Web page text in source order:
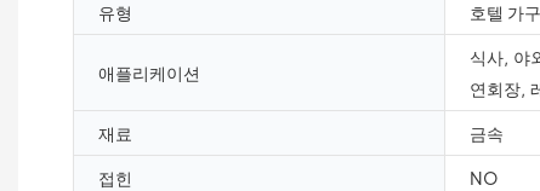
유형 호텔 가구
애플리케이션
식사, 야
연회장,
재료 금속
접힌 NO